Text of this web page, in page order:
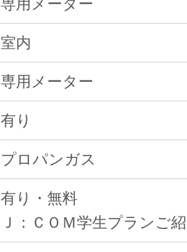
専用メーター
室内
専用メーター
有り
プロパンガス
有り・無料
Ｊ：ＣＯＭ学生プランご